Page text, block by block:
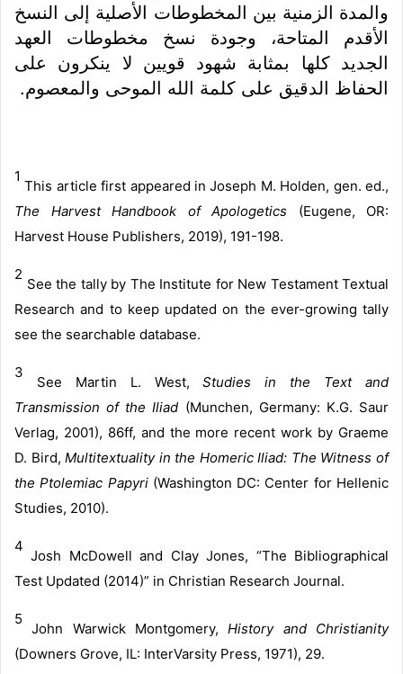
والمدة الزمنية بين المخطوطات الأصلية إلى النسخ
الأقدم المتاحة، وجودة نسخ مخطوطات العهد
الجديد كلها بمثابة شهود قويين لا ينكرون على
الحفاظ الدقيق على كلمة الله الموحى والمعصوم.
1
This article first appeared in Joseph M. Holden, gen. ed.,
The Harvest Handbook of Apologetics (Eugene, OR:
Harvest House Publishers, 2019), 191-198.
2
See the tally by The Institute for New Testament Textual
Research and to keep updated on the ever-growing tally
see the searchable database.
3
See Martin L. West,Studies in the Text and
Transmission of the Iliad (Munchen, Germany: K.G. Saur
Verlag, 2001), 86ff, and the more recent work by Graeme
D. Bird,Multitextuality in the Homeric Iliad: The Witness of
the Ptolemiac Papyri(Washington DC: Center for Hellenic
Studies, 2010).
4
Josh McDowell and Clay Jones, “The Bibliographical
Test Updated (2014)” in Christian Research Journal.
5
John Warwick Montgomery,History and Christianity
(Downers Grove, IL: InterVarsity Press, 1971), 29.